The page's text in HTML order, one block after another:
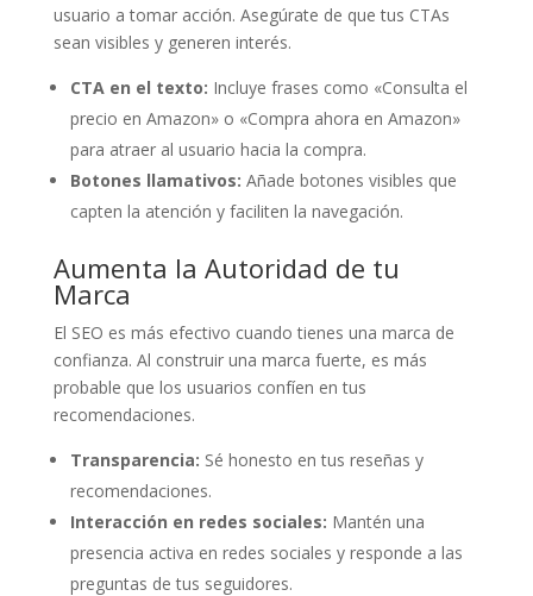
usuario a tomar acción. Asegúrate de que tus CTAs
sean visibles y generen interés.
CTA en el texto: Incluye frases como «Consulta el
precio en Amazon» o «Compra ahora en Amazon»
para atraer al usuario hacia la compra.
Botones llamativos: Añade botones visibles que
capten la atención y faciliten la navegación.
Aumenta la Autoridad de tu
Marca
El SEO es más efectivo cuando tienes una marca de
confianza. Al construir una marca fuerte, es más
probable que los usuarios confíen en tus
recomendaciones.
Transparencia: Sé honesto en tus reseñas y
recomendaciones.
Interacción en redes sociales: Mantén una
presencia activa en redes sociales y responde a las
preguntas de tus seguidores.